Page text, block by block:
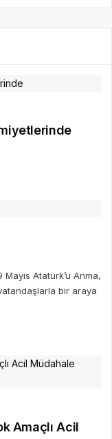
Mayıs Atatürk’ü Anma,
bir araya
Amaçlı Acil